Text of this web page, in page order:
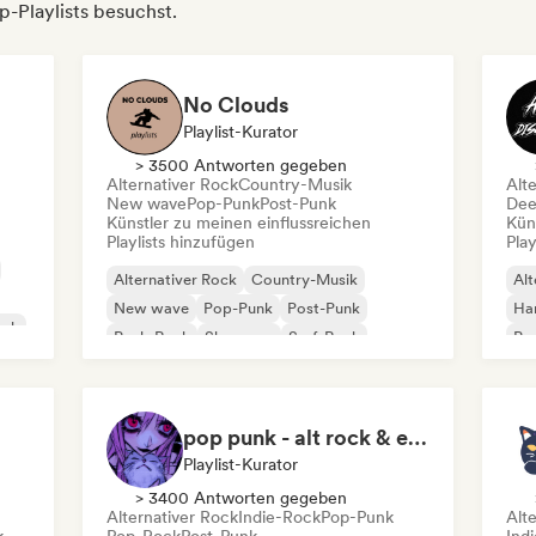
Playlists besuchst.
No Clouds
Playlist-Kurator
> 3500 Antworten gegeben
Alternativer RockCountry-Musik
New wavePop-PunkPost-Punk
Künstler zu meinen einflussreichen
Playlists hinzufügen
Alternativer Rock
Country-Musik
New wave
Pop-Punk
Post-Punk
Punk-Rock
Shoegaze Surf-Rock
pop punk - alt rock & emo
Playlist-Kurator
> 3400 Antworten gegeben
Alternativer RockIndie-RockPop-Punk